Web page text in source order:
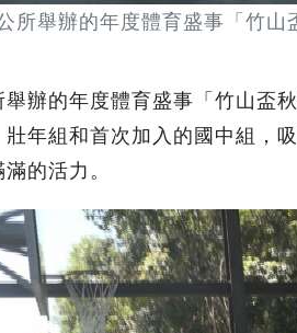
所舉辦的年度體育盛事「竹
舉辦的年度體育盛事「竹山盃
壯年組和首次加入的國中組，
的活力。